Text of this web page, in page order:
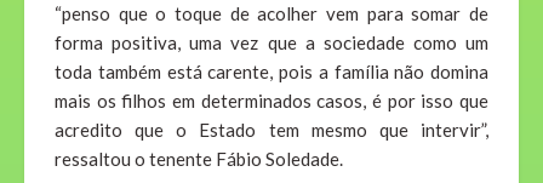
“penso que o toque de acolher vem para somar de
forma positiva, uma vez que a sociedade como um
toda também está carente, pois a família não domina
mais os filhos em determinados casos, é por isso que
acredito que o Estado tem mesmo que intervir”,
ressaltou o tenente Fábio Soledade.